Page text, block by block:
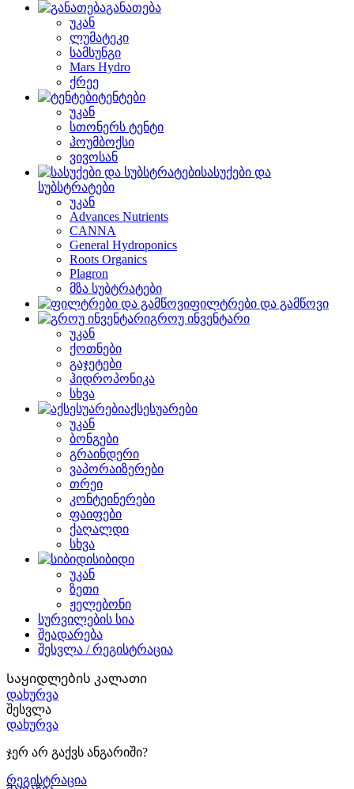
განათება
უკან
ლუმატეკი
სამსუნგი
Mars Hydro
ქრეე
ტენტები
უკან
სთონერს ტენტი
ჰოუმბოქსი
ვივოსან
სასუქები და
სუბსტრატები
უკან
Advances Nutrients
CANNA
General Hydroponics
Roots Organics
Plagron
მზა სუბტრატები
ფილტრები და გამწოვი
გროუ ინვენტარი
უკან
ქოთნები
გაჯეტები
ჰიდროპონიკა
სხვა
აქსესუარები
უკან
ბონგები
გრაინდერი
ვაპორაიზერები
თრეი
კონტეინერები
ფაიფები
ქაღალდი
სხვა
სიბიდი
უკან
ზეთი
ჟელებონი
სურვილების სია
შეადარება
შესვლა / რეგისტრაცია
Საყიდლების კალათი
დახურვა
შესვლა
დახურვა
ჯერ არ გაქვს ანგარიში?
რეგისტრაცია